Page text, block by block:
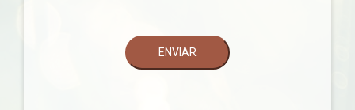
ENVIAR